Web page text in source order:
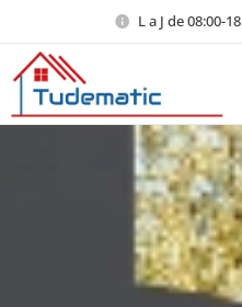
L a J de 08:00-